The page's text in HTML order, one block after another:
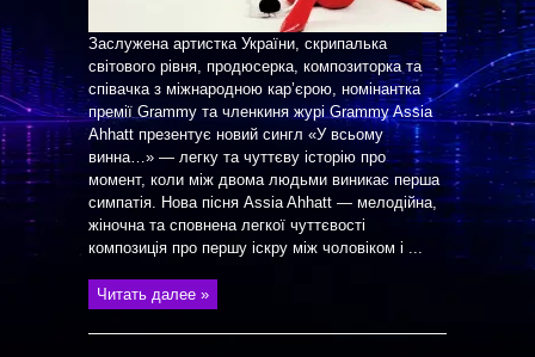
Заслужена артистка України, скрипалька
світового рівня, продюсерка, композиторка та
співачка з міжнародною кар’єрою, номінантка
премії Grammy та членкиня журі Grammy Assia
Ahhatt презентує новий сингл «У всьому
винна…» — легку та чуттєву історію про
момент, коли між двома людьми виникає перша
симпатія. Нова пісня Assia Ahhatt — мелодійна,
жіночна та сповнена легкої чуттєвості
композиція про першу іскру між чоловіком і ...
Читать далее »